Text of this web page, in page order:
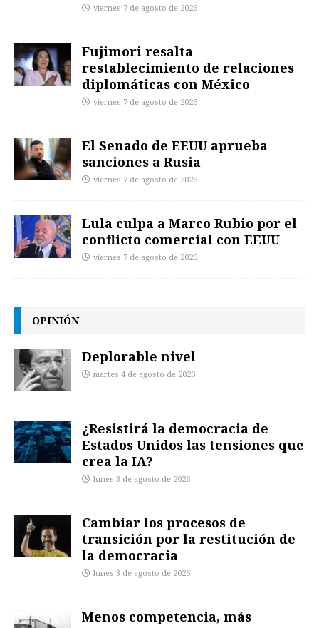
viernes 7 de agosto de 2026
Fujimori resalta
restablecimiento de relaciones
diplomáticas con México
viernes 7 de agosto de 2026
El Senado de EEUU aprueba
sanciones a Rusia
viernes 7 de agosto de 2026
Lula culpa a Marco Rubio por el
conflicto comercial con EEUU
viernes 7 de agosto de 2026
OPINIÓN
Deplorable nivel
martes 4 de agosto de 2026
¿Resistirá la democracia de
Estados Unidos las tensiones que
crea la IA?
lunes 3 de agosto de 2026
Cambiar los procesos de
transición por la restitución de
la democracia
lunes 3 de agosto de 2026
Menos competencia, más